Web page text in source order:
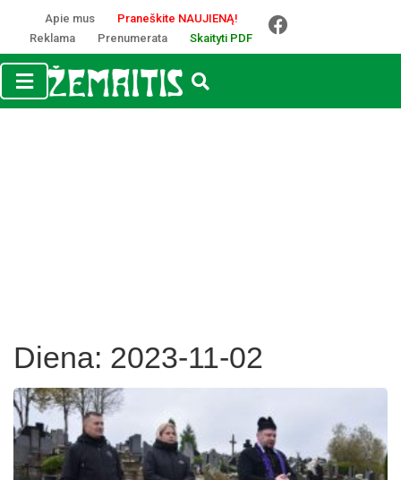
Apie mus
Praneškite NAUJIENĄ!
Reklama
Prenumerata Skaityti PDF
Diena: 2023-11-02